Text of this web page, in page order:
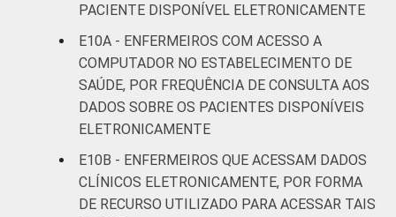
PACIENTE DISPONÍVEL ELETRONICAMENTE
E10A - ENFERMEIROS COM ACESSO A
COMPUTADOR NO ESTABELECIMENTO DE
SAÚDE, POR FREQUÊNCIA DE CONSULTA AOS
DADOS SOBRE OS PACIENTES DISPONÍVEIS
ELETRONICAMENTE
E10B - ENFERMEIROS QUE ACESSAM DADOS
CLÍNICOS ELETRONICAMENTE, POR FORMA
DE RECURSO UTILIZADO PARA ACESSAR TAIS